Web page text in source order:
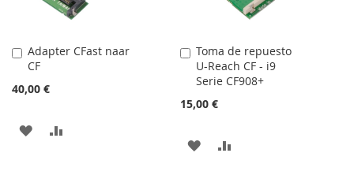
Adapter CFast naar
CF
40,00 €
Añadir
al
carrito
AÑADIR
Toma de repuesto
U-Reach CF - i9
Serie CF908+
15,00 €
Añadir
al
carrito
AÑADIR